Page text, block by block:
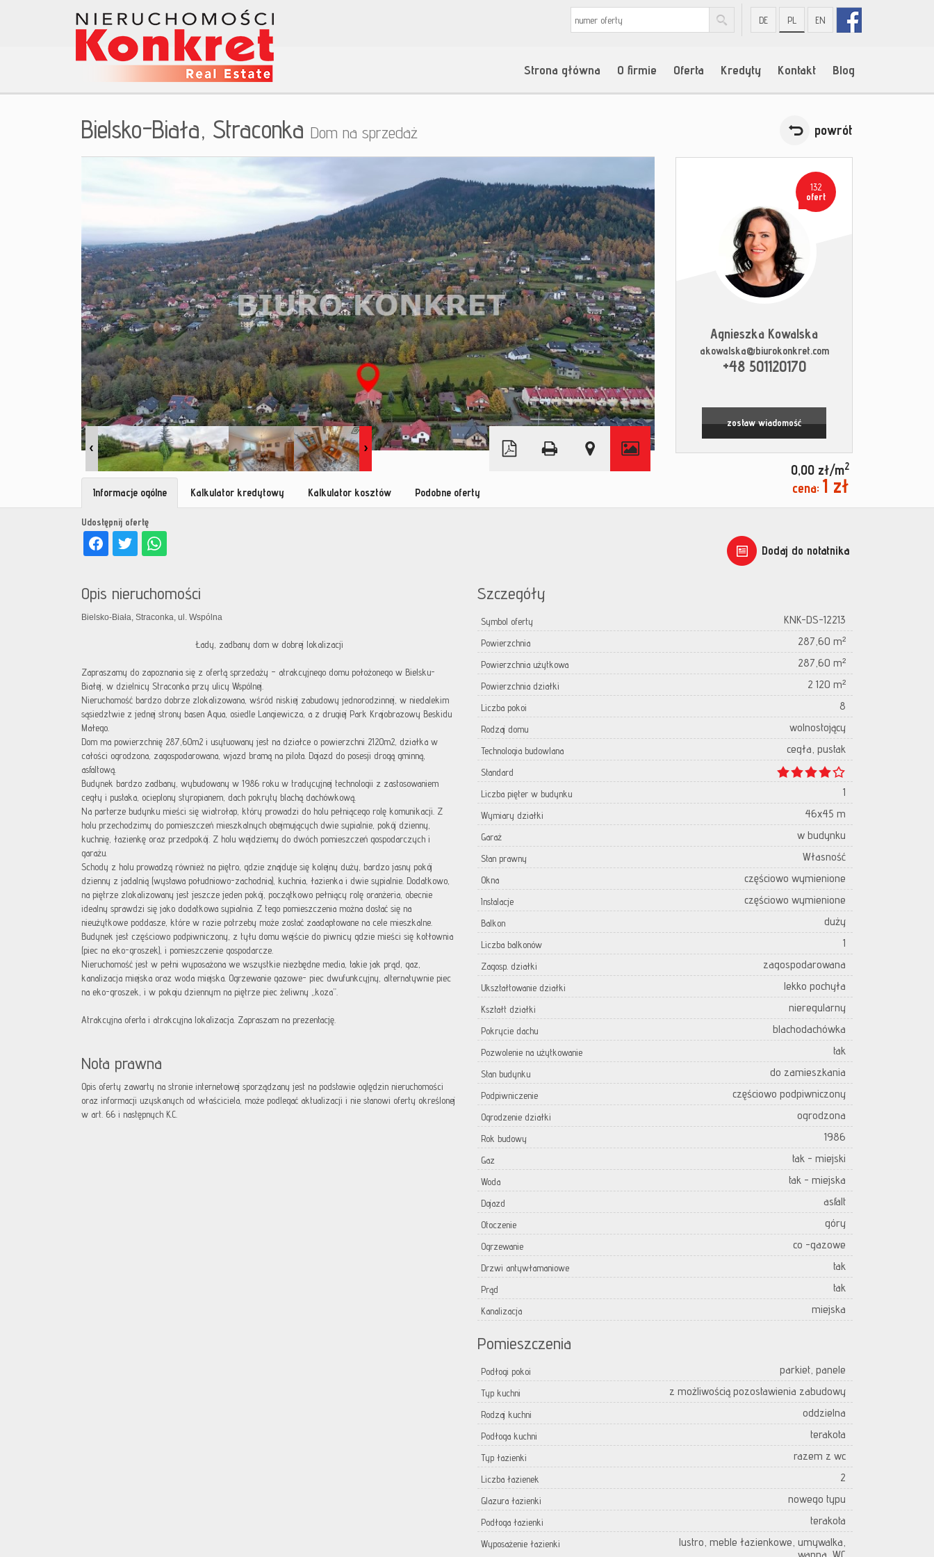
DE PL EN
Strona główna O firmie Oferta Kredyty Kontakt Blog
Bielsko-Biała, Straconka Dom na sprzedaż powrót
−
Leaflet|© MapTiler ©OpenStreetMap contributors
132
ofert
Agnieszka Kowalska
akowalska@biurokonkret.com
+48 501120170
zostaw wiadomość
0,00 zł/m2
cena: 1 zł
Dodaj do notatnika
Udostępnij ofertę
Informacje ogólne Kalkulator kredytowy Kalkulator kosztów Podobne oferty
Opis nieruchomości
Bielsko-Biała, Straconka, ul. Wspólna
Łady, zadbany dom w dobrej lokalizacji
Zapraszamy do zapoznania się z ofertą sprzedaży – atrakcyjnego domu położonego w Bielsku-
Białej, w dzielnicy Straconka przy ulicy Wspólnej.
Nieruchomość bardzo dobrze zlokalizowana, wśród niskiej zabudowy jednorodzinnej, w niedalekim
sąsiedztwie z jednej strony basen Aqua, osiedle Langiewicza, a z drugiej Park Krajobrazowy Beskidu
Małego.
Dom ma powierzchnię 287,60m2 i usytuowany jest na działce o powierzchni 2120m2, działka w
całości ogrodzona, zagospodarowana, wjazd bramą na pilota. Dojazd do posesji drogą gminną,
asfaltową.
Budynek bardzo zadbany, wybudowany w 1986 roku w tradycyjnej technologii z zastosowaniem
cegły i pustaka, ocieplony styropianem, dach pokryty blachą dachówkową.
Na parterze budynku mieści się wiatrołap, który prowadzi do holu pełniącego rolę komunikacji. Z
holu przechodzimy do pomieszczeń mieszkalnych obejmujących dwie sypialnie, pokój dzienny,
kuchnię, łazienkę oraz przedpokój. Z holu wejdziemy do dwóch pomieszczeń gospodarczych i
garażu.
Schody z holu prowadzą również na piętro, gdzie znajduje się kolejny duży, bardzo jasny pokój
dzienny z jadalnią (wystawa południowo-zachodnia), kuchnia, łazienka i dwie sypialnie. Dodatkowo,
na piętrze zlokalizowany jest jeszcze jeden pokój, początkowo pełniący rolę oranżeria, obecnie
idealny sprawdzi się jako dodatkowa sypialnia. Z tego pomieszczenia można dostać się na
nieużytkowe poddasze, które w razie potrzeby może zostać zaadaptowane na cele mieszkalne.
Budynek jest częściowo podpiwniczony, z tyłu domu wejście do piwnicy gdzie mieści się kotłownia
(piec na eko-groszek), i pomieszczenie gospodarcze.
Nieruchomość jest w pełni wyposażona we wszystkie niezbędne media, takie jak prąd, gaz,
kanalizacja miejska oraz woda miejska. Ogrzewanie gazowe- piec dwufunkcyjny, alternatywnie piec
na eko-groszek, i w pokoju dziennym na piętrze piec żeliwny „koza”.
Atrakcyjna oferta i atrakcyjna lokalizacja. Zapraszam na prezentację.
Nota prawna
Opis oferty zawarty na stronie internetowej sporządzany jest na podstawie oględzin nieruchomości
oraz informacji uzyskanych od właściciela, może podlegać aktualizacji i nie stanowi oferty określonej
w art. 66 i następnych K.C.
Szczegóły
Symbol oferty KNK-DS-12213
Powierzchnia 287,60 m²
Powierzchnia użytkowa 287,60 m²
Powierzchnia działki 2 120 m²
Liczba pokoi 8
Rodzaj domu wolnostojący
Technologia budowlana cegła, pustak
Standard
Liczba pięter w budynku
1
Wymiary działki 46x45 m
Garaż w budynku
Stan prawny Własność
Okna częściowo wymienione
Instalacje częściowo wymienione
Balkon duży
Liczba balkonów 1
Zagosp. działki zagospodarowana
Ukształtowanie działki lekko pochyła
Kształt działki nieregularny
Pokrycie dachu blachodachówka
Pozwolenie na użytkowanie tak
Stan budynku do zamieszkania
Podpiwniczenie częściowo podpiwniczony
Ogrodzenie działki ogrodzona
Rok budowy 1986
Gaz tak - miejski
Woda tak - miejska
Dojazd asfalt
Otoczenie góry
Ogrzewanie co -gazowe
Drzwi antywłamaniowe tak
Prąd tak
Kanalizacja miejska
Pomieszczenia
Podłogi pokoi parkiet, panele
Typ kuchni z możliwością pozostawienia zabudowy
Rodzaj kuchni oddzielna
Podłoga kuchni terakota
Typ łazienki razem z wc
Liczba łazienek 2
Glazura łazienki nowego typu
Podłoga łazienki terakota
Wyposażenie łazienki
lustro, meble łazienkowe, umywalka,